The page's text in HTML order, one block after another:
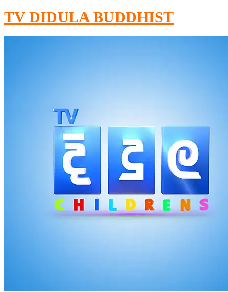
TV DIDULA BUDDHIST​